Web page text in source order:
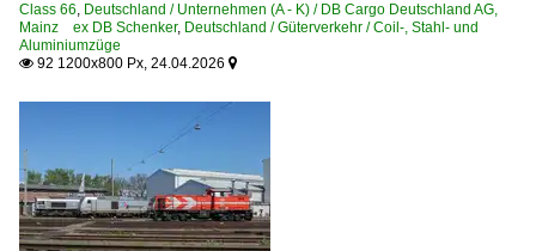
Profen
Remagen
Rheydt
Röblingen am See
Class 66, Deutschland / Unternehmen (A - K) / DB Cargo Deutschland AG,
Mainz ex DB Schenker, Deutschland / Güterverkehr / Coil-, Stahl- und
Aluminiumzüge
 92 1200x800 Px, 24.04.2026 